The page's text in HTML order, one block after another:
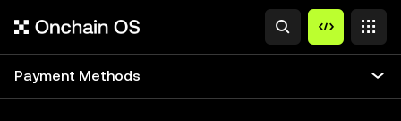
Payment Methods